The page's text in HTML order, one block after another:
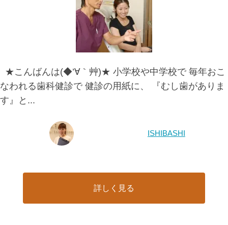
★こんばんは(◆’∀｀艸)★ 小学校や中学校で 毎年おこ
なわれる歯科健診で 健診の用紙に、 『むし歯がありま
す』と...
ISHIBASHI
詳しく見る